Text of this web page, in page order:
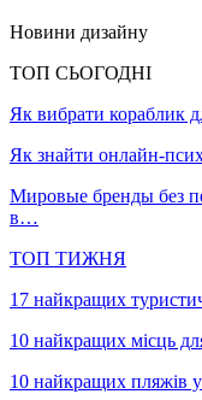
Новини дизайну
ТОП СЬОГОДНІ
Як вибрати кораблик
Як знайти онлайн-
Мировые бренды без
в…
ТОП ТИЖНЯ
17 найкращих
10 найкращих місць
10 найкращих пляжів